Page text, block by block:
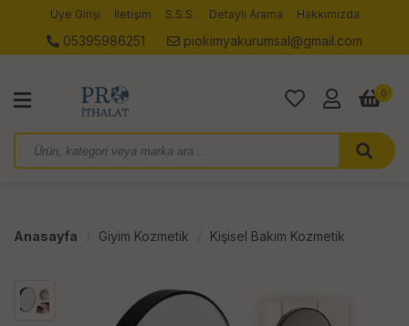
Üye Girişi İletişim S.S.S. Detaylı Arama Hakkımızda
05395986251 piokimyakurumsal@gmail.com
0
Anasayfa Giyim Kozmetik Kişisel Bakım Kozmetik